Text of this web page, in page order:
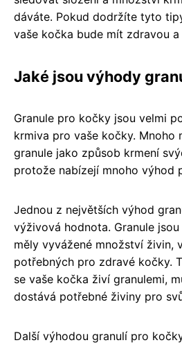
dáváte. Pokud dodržíte tyto
vaše kočka bude mít zdravou
Jaké jsou výhody
Granule pro kočky jsou velmi
krmiva pro vaše kočky. Mnoho
granule jako způsob krmení
protože nabízejí mnoho výhod
Jednou z největších výhod
výživová hodnota. Granule
měly vyvážené množství živin,
potřebných pro zdravé kočky.
se vaše kočka živí granulemi,
dostává potřebné živiny pro
Další výhodou granulí pro